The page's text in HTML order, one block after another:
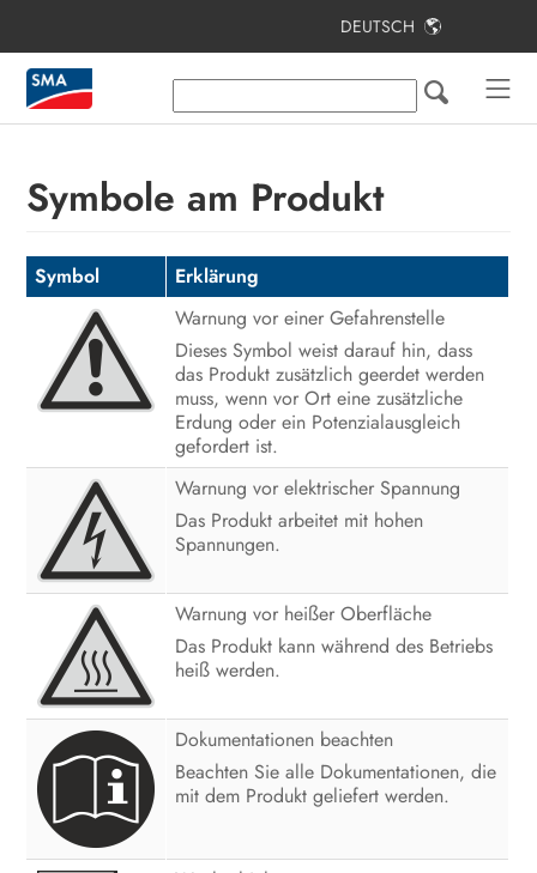
DEUTSCH
Symbole am Produkt
Symbol
Erklärung
Warnung vor einer Gefahrenstelle
Dieses Symbol weist darauf hin, dass
das Produkt zusätzlich geerdet werden
muss, wenn vor Ort eine zusätzliche
Erdung oder ein Potenzialausgleich
gefordert ist.
Warnung vor elektrischer Spannung
Das Produkt arbeitet mit hohen
Spannungen.
Warnung vor heißer Oberfläche
Das Produkt kann während des Betriebs
heiß werden.
Dokumentationen beachten
Beachten Sie alle Dokumentationen, die
mit dem Produkt geliefert werden.
Inhaltsverzeichnis
Hinweise zu diesem Dokument
Lieferumfang
Zusätzlich benötigte Materialien und
Hilfsmittel
Produktübersicht
Montage und Anschlussvorbereitung
Elektrischer Anschluss
Inbetriebnahme
Bedienung
Wechselrichter spannungsfrei
schalten
Produkt reinigen
Fehlersuche
Wechselrichter außer Betrieb
nehmen
Vorgehen bei Erhalt eines